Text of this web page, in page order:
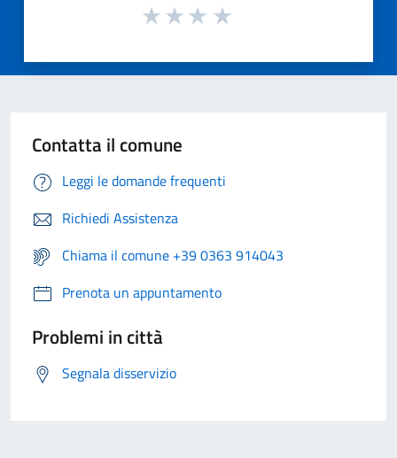
Contatta il comune
Leggi le domande frequenti
Richiedi Assistenza
Chiama il comune +39 0363 914043
Prenota un appuntamento
Problemi in città
Segnala disservizio